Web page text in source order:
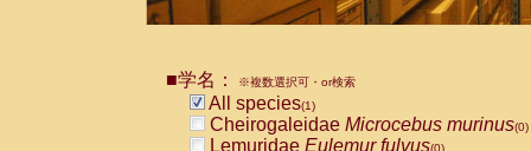
■学名： ※複数選択可・or検索
All species(1)
Cheirogaleidae Microcebus murinus(0)
Lemuridae Eulemur fulvus(0)